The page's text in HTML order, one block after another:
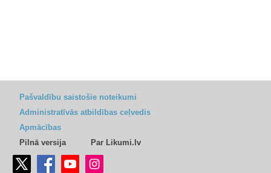
Pašvaldību saistošie noteikumi
Administratīvās atbildības ceļvedis
Apmācības
Pilnā versija
Par Likumi.lv